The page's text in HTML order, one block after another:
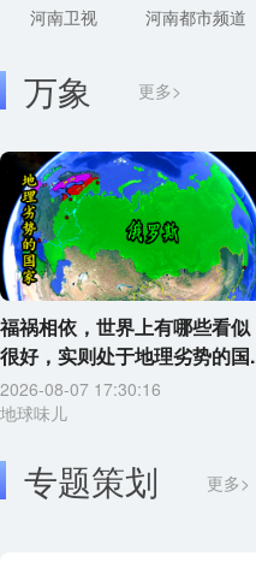
河南卫视 河南都市频道
更多>
万象
福祸相依，世界上有哪些看似
很好，实则处于地理劣势的国
2026-08-07 17:30:16
地球味儿
专题策划 更多>